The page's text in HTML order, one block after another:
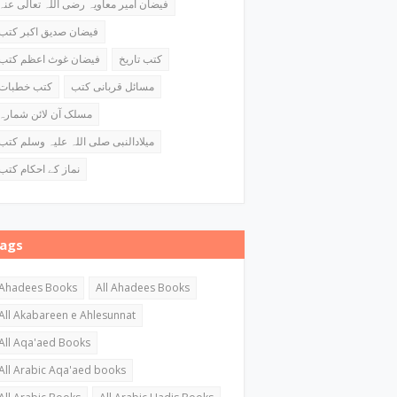
فیضان امیر معاویہ رضی اللہ تعالی
فیضان صدیق اکبر
فیضان غوث اعظم
کتب تاریخ
کتب
مسائل قربانی کتب
مسلک آن لائن
میلادالنبی صلی اللہ علیہ وسلم
نماز کے احکام
Books
All Ahadees Books
Akabareen e Ahlesunnat
Aqa'aed Books
Arabic Aqa'aed books